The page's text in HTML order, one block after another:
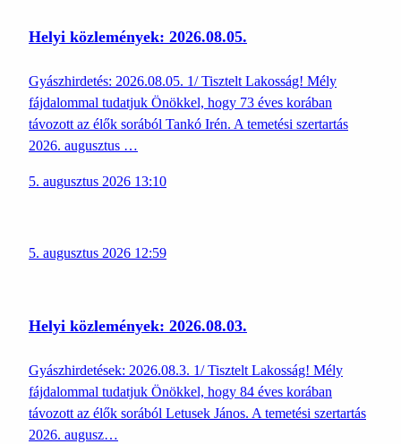
Helyi közlemények: 2026.08.05.
Gyászhirdetés: 2026.08.05. 1/ Tisztelt Lakosság! Mély
fájdalommal tudatjuk Önökkel, hogy 73 éves korában
távozott az élők sorából Tankó Irén. A temetési szertartás
2026. augusztus …
5. augusztus 2026 13:10
5. augusztus 2026 12:59
Helyi közlemények: 2026.08.03.
Gyászhirdetések: 2026.08.3. 1/ Tisztelt Lakosság! Mély
fájdalommal tudatjuk Önökkel, hogy 84 éves korában
távozott az élők sorából Letusek János. A temetési szertartás
2026. augusz…